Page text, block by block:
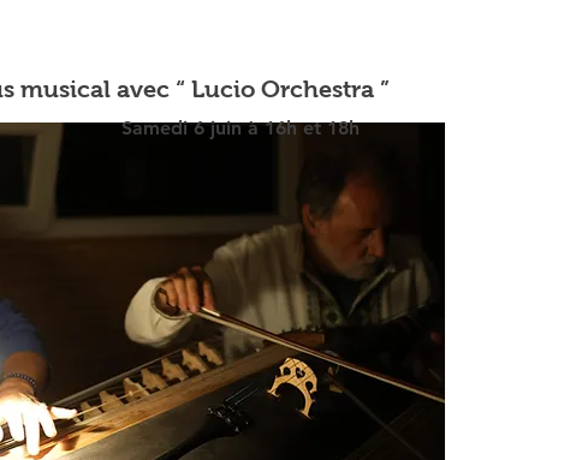
musical avec “ Lucio Orchestra ”
Samedi 6 juin à 16h et 18h